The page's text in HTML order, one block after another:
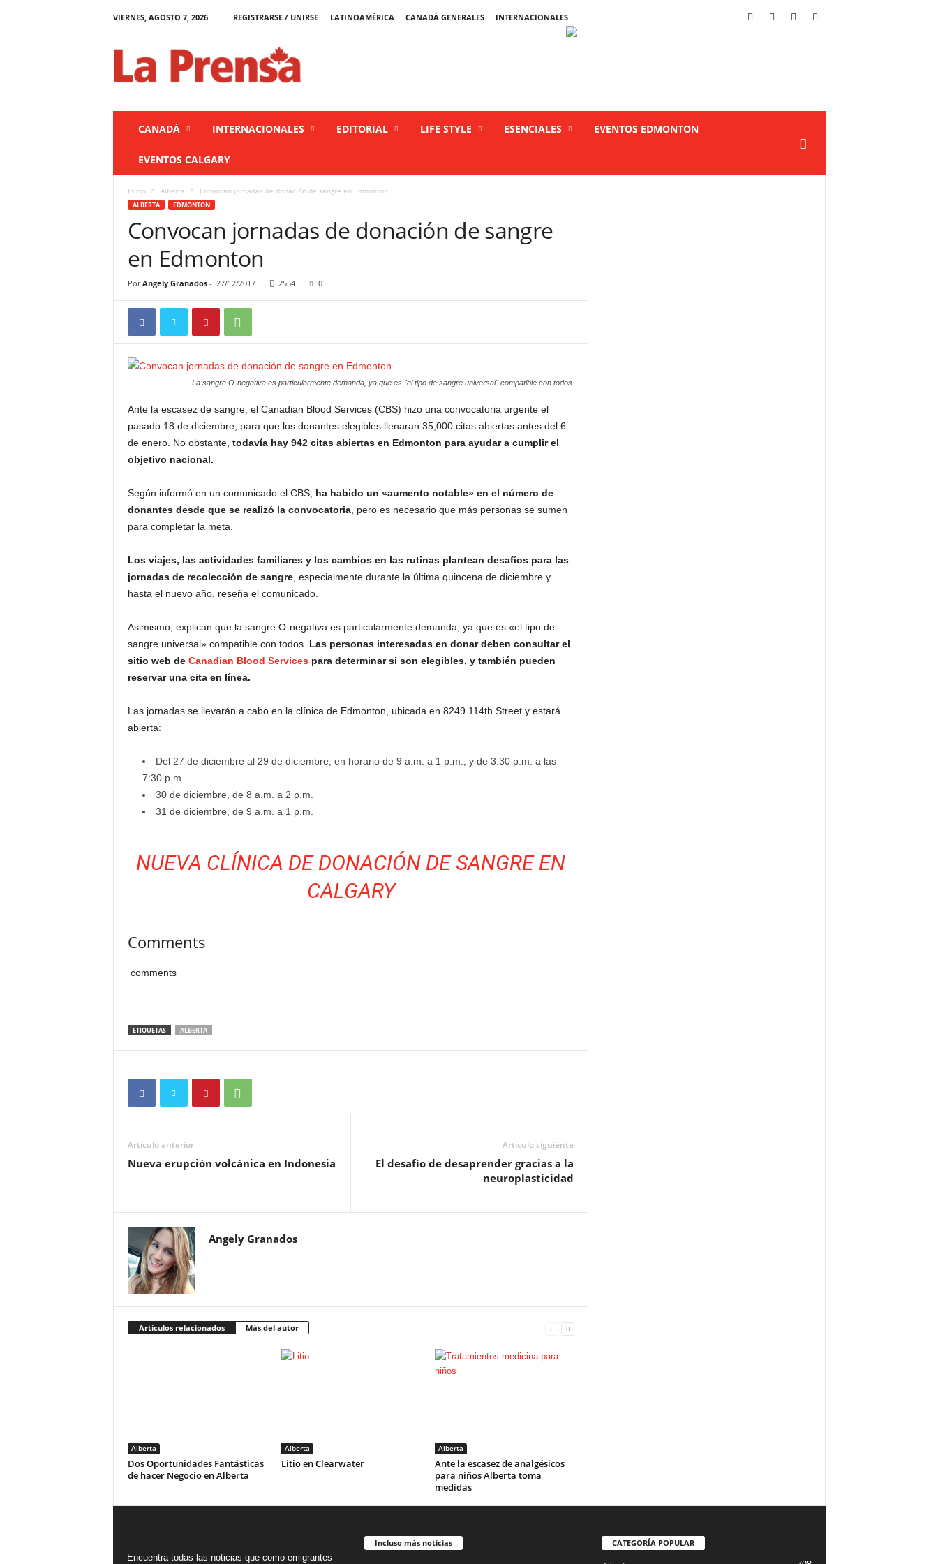
VIERNES, AGOSTO 7, 2026 REGISTRARSE / UNIRSE LATINOAMÉRICA CANADÁ GENERALES
INTERNACIONALES
a
CANADÁ INTERNACIONALES EDITORIAL LIFE STYLE ESENCIALES EVENTOS EDMONTON
EVENTOS CALGARY
Inicio Alberta Convocan jornadas de donación de sangre en Edmonton
ALBERTA EDMONTON
Convocan jornadas de donación de sangre
en Edmonton
Por Angely Granados- 27/12/2017 2554 0
La sangre O-negativa es particularmente demanda, ya que es "el tipo de sangre universal" compatible con todos.
Ante la escasez de sangre, el Canadian Blood Services (CBS) hizo una convocatoria urgente el
pasado 18 de diciembre, para que los donantes elegibles llenaran 35,000 citas abiertas antes del 6
de enero. No obstante, todavía hay 942 citas abiertas en Edmonton para ayudar a cumplir el
objetivo nacional.
Según informó en un comunicado el CBS, ha habido un «aumento notable» en el número de
donantes desde que se realizó la convocatoria, pero es necesario que más personas se sumen
para completar la meta.
Los viajes, las actividades familiares y los cambios en las rutinas plantean desafíos para las
jornadas de recolección de sangre, especialmente durante la última quincena de diciembre y
hasta el nuevo año, reseña el comunicado.
Asimismo, explican que la sangre O-negativa es particularmente demanda, ya que es «el tipo de
sangre universal» compatible con todos. Las personas interesadas en donar deben consultar el
sitio web de Canadian Blood Servicespara determinar si son elegibles, y también pueden
reservar una cita en línea.
Las jornadas se llevarán a cabo en la clínica de Edmonton, ubicada en 8249 114th Street y estará
abierta:
Del 27 de diciembre al 29 de diciembre, en horario de 9 a.m. a 1 p.m., y de 3:30 p.m. a las
7:30 p.m.
30 de diciembre, de 8 a.m. a 2 p.m.
31 de diciembre, de 9 a.m. a 1 p.m.
NUEVA CLÍNICA DE DONACIÓN DE SANGRE EN
CALGARY
Comments
comments
ETIQUETAS ALBERTA
Artículo anterior
Nueva erupción volcánica en Indonesia
Artículo siguiente
El desafío de desaprender gracias a la
neuroplasticidad
Angely Granados
Artículos relacionados Más del autor
Alberta
Dos Oportunidades Fantásticas
de hacer Negocio en Alberta
Alberta
Litio en Clearwater
Alberta
Ante la escasez de analgésicos
para niños Alberta toma
medidas
Encuentra todas las noticias que como emigrantes
Incluso más noticias CATEGORÍA POPULAR